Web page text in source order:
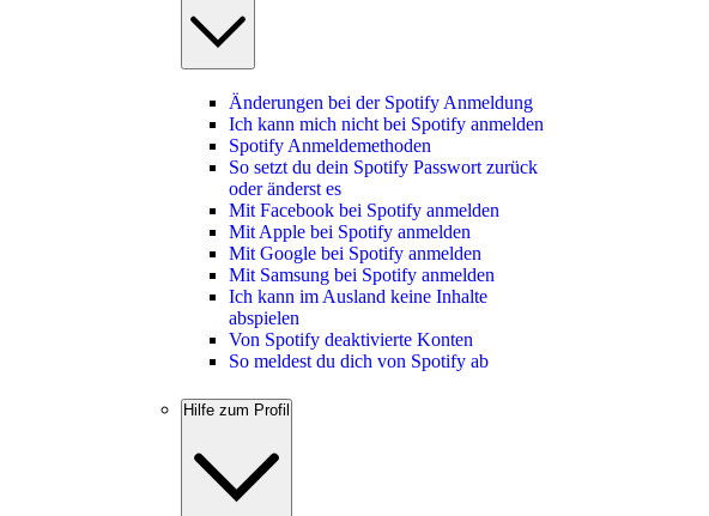
Änderungen bei der Spotify Anmeldung
Ich kann mich nicht bei Spotify anmelden
Spotify Anmeldemethoden
So setzt du dein Spotify Passwort zurück
oder änderst es
Mit Facebook bei Spotify anmelden
Mit Apple bei Spotify anmelden
Mit Google bei Spotify anmelden
Mit Samsung bei Spotify anmelden
Ich kann im Ausland keine Inhalte
abspielen
Von Spotify deaktivierte Konten
So meldest du dich von Spotify ab
Hilfe zum Profil